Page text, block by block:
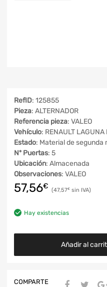
RefID: 125855
Pieza: ALTERNADOR
Referencia pieza: VALEO
Vehículo: RENAULT
Estado: Material de segunda
Nº Puertas: 5
Ubicación: Almacenada
Observaciones: VALEO
57,56€ 47,57€
Hay existencias
Añadir al
COMPARTE